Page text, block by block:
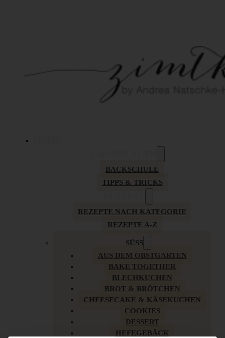
BACKSCHULE
TIPPS & TRICKS
REZEPTE NACH KATEGORIE
REZEPTE A-Z
SÜSS
AUS DEM OBSTGARTEN
BAKE TOGETHER
BLECHKUCHEN
BROT & BRÖTCHEN
CHEESECAKE & KÄSEKUCHEN
COOKIES
DESSERT
HEFEGEBÄCK